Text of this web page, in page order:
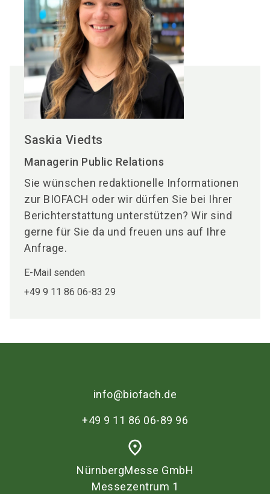
Saskia Viedts
Managerin Public Relations
Sie wünschen redaktionelle Informationen
zur BIOFACH oder wir dürfen Sie bei Ihrer
Berichterstattung unterstützen? Wir sind
gerne für Sie da und freuen uns auf Ihre
Anfrage.
E-Mail senden
+49 9 11 86 06-83 29
info@biofach.de
+49 9 11 86 06-89 96
place
NürnbergMesse GmbH
Messezentrum 1